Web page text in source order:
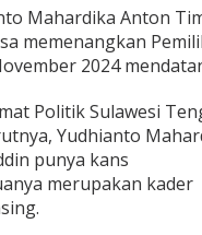
Mahardika Anton
memenangkan
2024
Politik Sulawesi
Yudhianto
punya kans
merupakan kader